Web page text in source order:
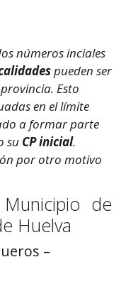
números inciales
pueden ser
Esto
en el límite
a formar parte
su CP inicial.
por otro motivo
de
Huelva
–